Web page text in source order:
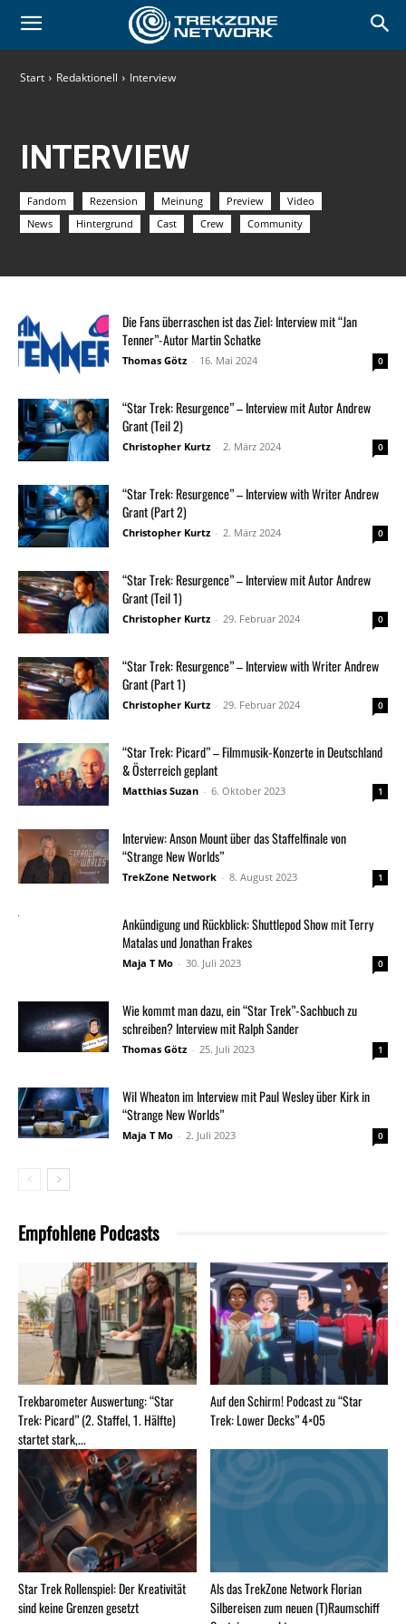
Start Redaktionell Interview
INTERVIEW
Fandom Rezension Meinung Preview
Video
News
Hintergrund Cast Crew Community
Die Fans überraschen ist das Ziel: Interview mit “Jan
Tenner”-Autor Martin Schatke
Thomas Götz - 16. Mai 2024 0
“Star Trek: Resurgence” – Interview mit Autor Andrew
Grant (Teil 2)
Christopher Kurtz - 2. März 2024 0
“Star Trek: Resurgence” – Interview with Writer Andrew
Grant (Part 2)
Christopher Kurtz - 2. März 2024 0
“Star Trek: Resurgence” – Interview mit Autor Andrew
Grant (Teil 1)
Christopher Kurtz - 29. Februar 2024 0
“Star Trek: Resurgence” – Interview with Writer Andrew
Grant (Part 1)
Christopher Kurtz - 29. Februar 2024 0
“Star Trek: Picard” – Filmmusik-Konzerte in Deutschland
& Österreich geplant
Matthias Suzan - 6. Oktober 2023 1
Interview: Anson Mount über das Staffelfinale von
“Strange New Worlds”
TrekZone Network - 8. August 2023 1
Ankündigung und Rückblick: Shuttlepod Show mit Terry
Matalas und Jonathan Frakes
Maja T Mo - 30. Juli 2023 0
Wie kommt man dazu, ein “Star Trek”-Sachbuch zu
schreiben? Interview mit Ralph Sander
Thomas Götz - 25. Juli 2023 1
Wil Wheaton im Interview mit Paul Wesley über Kirk in
“Strange New Worlds”
Maja T Mo - 2. Juli 2023 0
Empfohlene Podcasts
Trekbarometer Auswertung: “Star
Trek: Picard” (2. Staffel, 1. Hälfte)
startet stark,...
Auf den Schirm! Podcast zu “Star
Trek: Lower Decks” 4×05
Star Trek Rollenspiel: Der Kreativität
sind keine Grenzen gesetzt
Als das TrekZone Network Florian
Silbereisen zum neuen (T)Raumschiff